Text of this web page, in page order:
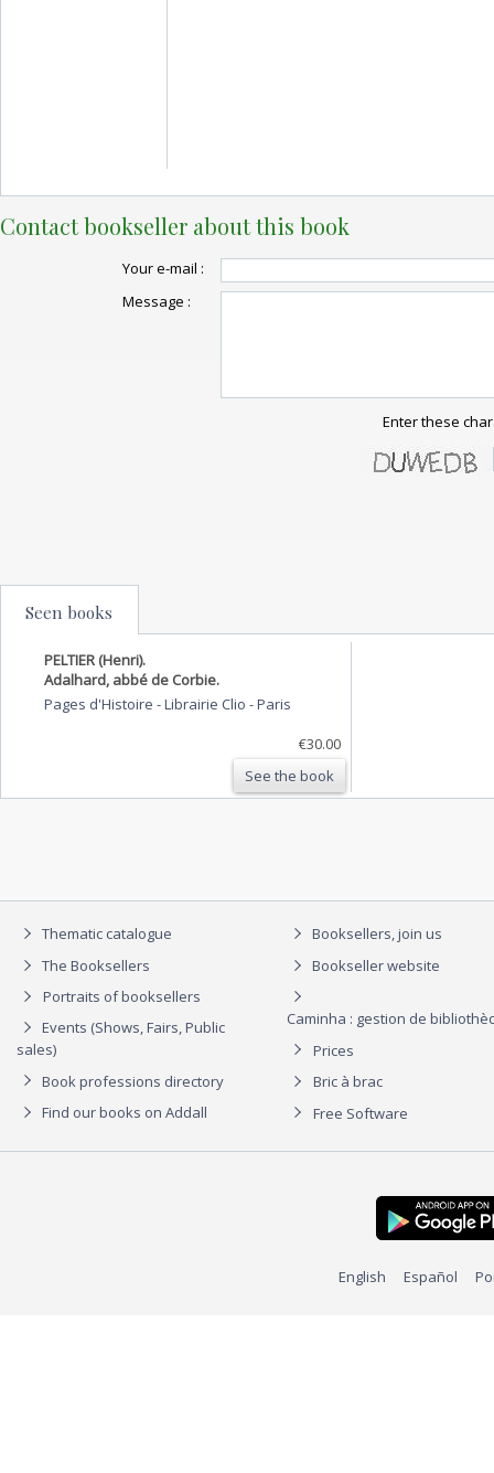
Contact bookseller about this book
Your e-mail :
Message :
Enter these
Seen books
PELTIER (Henri).
Adalhard, abbé de Corbie.
Pages d'Histoire - Librairie Clio -Paris
€30.00
See the book
Thematic catalogue
The Booksellers
Portraits of booksellers
Events (Shows, Fairs, Public
sales)
Book professions directory
Find our books on Addall
Booksellers, join us
Bookseller website
Caminha : gestion de
Prices
Bric à brac
Free Software
English Español